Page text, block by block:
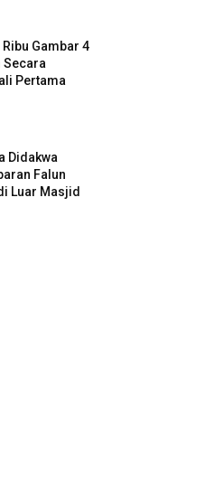
Gambar 4
Secara
Pertama
Didakwa
Falun
Luar Masjid